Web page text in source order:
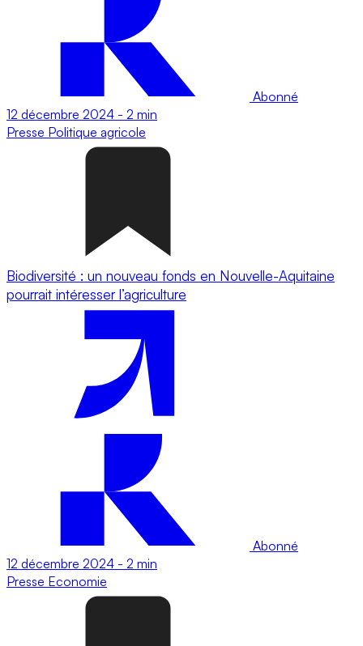
Abonné
12 décembre 2024 - 2 min
Presse Politique agricole
Biodiversité : un nouveau fonds en Nouvelle-Aquitaine
pourrait intéresser l’agriculture
Abonné
12 décembre 2024 - 2 min
Presse Economie